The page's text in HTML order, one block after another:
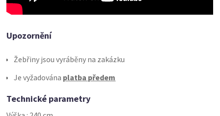
Upozornění
Žebřiny jsou vyráběny na zakázku
Je vyžadována platba předem
Technické parametry